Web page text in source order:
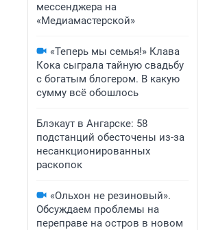
мессенджера на
«Медиамастерской»
«Теперь мы семья!» Клава
Кока сыграла тайную свадьбу
с богатым блогером. В какую
сумму всё обошлось
Блэкаут в Ангарске: 58
подстанций обесточены из-за
несанкционированных
раскопок
«Ольхон не резиновый».
Обсуждаем проблемы на
переправе на остров в новом